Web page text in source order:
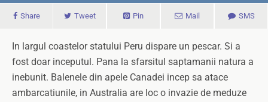
Share Tweet Pin Mail SMS
In largul coastelor statului Peru dispare un pescar. Si a
fost doar inceputul. Pana la sfarsitul saptamanii natura a
inebunit. Balenele din apele Canadei incep sa atace
ambarcatiunile, in Australia are loc o invazie de meduze